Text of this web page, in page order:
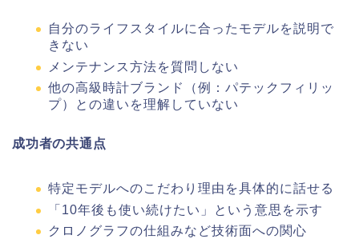
自分のライフスタイルに合ったモデルを説明で
きない
メンテナンス方法を質問しない
他の高級時計ブランド（例：パテックフィリッ
プ）との違いを理解していない
成功者の共通点
特定モデルへのこだわり理由を具体的に話せる
「10年後も使い続けたい」という意思を示す
クロノグラフの仕組みなど技術面への関心